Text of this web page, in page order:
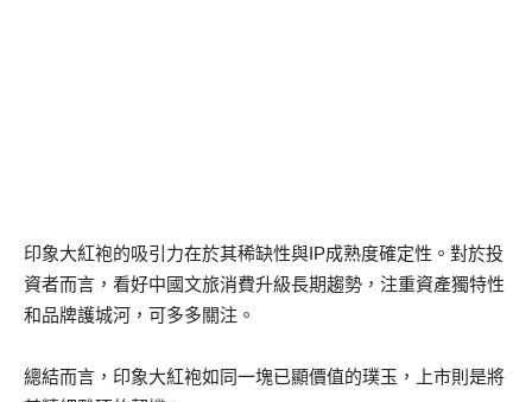
印象大紅袍的吸引力在於其稀缺性與IP成熟度確定性。對於投
資者而言，看好中國文旅消費升級長期趨勢，注重資產獨特性
和品牌護城河，可多多關注。
總結而言，印象大紅袍如同一塊已顯價值的璞玉，上市則是將